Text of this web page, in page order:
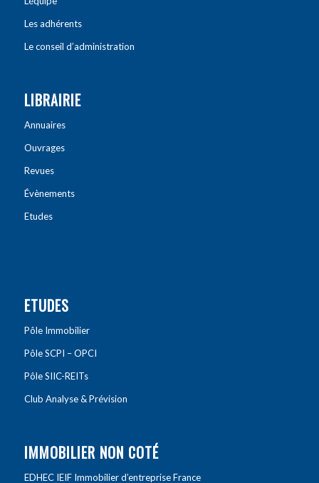
Les adhérents
Le conseil d’administration
LIBRAIRIE
Annuaires
Ouvrages
Revues
Évènements
Etudes
ETUDES
Pôle Immobilier
Pôle SCPI – OPCI
Pôle SIIC-REITs
Club Analyse & Prévision
IMMOBILIER NON COTÉ
EDHEC IEIF Immobilier d’entreprise France